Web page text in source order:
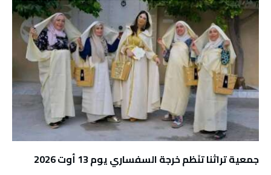
جمعية تراثنا تنَظم خرجة السفساري يوم 13 أوت 2026